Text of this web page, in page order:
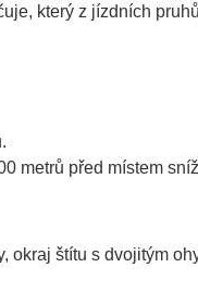
který z jízdních
metrů před místem
okraj štítu s dvojitým